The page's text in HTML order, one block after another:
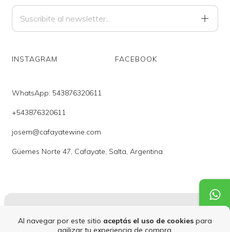
Al navegar por este sitio aceptás el uso de cookies para
agilizar tu experiencia de compra.
INSTAGRAM FACEBOOK
WhatsApp: 543876320611
+543876320611
josem@cafayatewine.com
Güemes Norte 47, Cafayate, Salta, Argentina
Copyright Cafayate Wines - 2026. Todos los derechos reservados.